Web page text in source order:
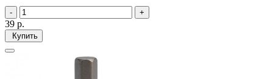
39 р.
Купить